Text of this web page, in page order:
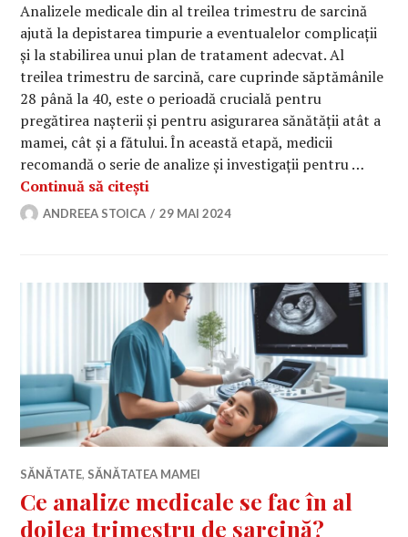
Analizele medicale din al treilea trimestru de sarcină
ajută la depistarea timpurie a eventualelor complicații
și la stabilirea unui plan de tratament adecvat. Al
treilea trimestru de sarcină, care cuprinde săptămânile
28 până la 40, este o perioadă crucială pentru
pregătirea nașterii și pentru asigurarea sănătății atât a
mamei, cât și a fătului. În această etapă, medicii
recomandă o serie de analize și investigații pentru …
Continuă să citești
ANDREEA STOICA 29 MAI 2024
SĂNĂTATE, SĂNĂTATEA MAMEI
Ce analize medicale se fac în al
doilea trimestru de sarcină?